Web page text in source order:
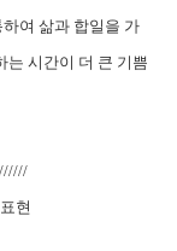
여 삶과 합일을 가
는 시간이 더 큰 기쁨
현